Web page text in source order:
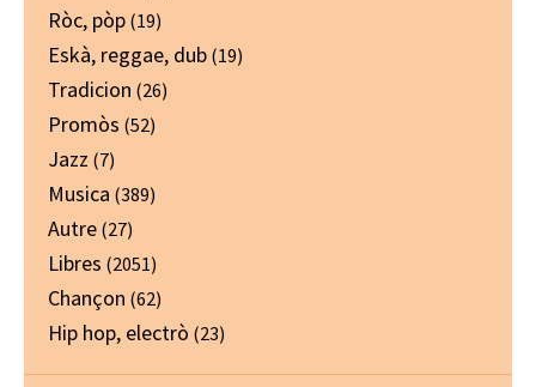
Ròc, pòp (19)
Eskà, reggae, dub (19)
Tradicion (26)
Promòs (52)
Jazz (7)
Musica (389)
Autre (27)
Libres (2051)
Chançon (62)
Hip hop, electrò (23)